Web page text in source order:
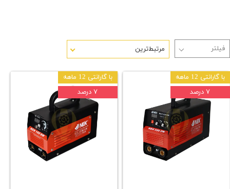
مرتبط‌ترین
با گارانتی 12 ماهه
۷ درصد
با گارانتی 12 ماهه
۷ درصد